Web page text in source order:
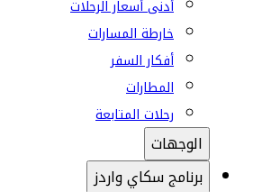
أدنى أسعار الرحلات
خارطة المسارات
أفكار السفر
المطارات
رحلات المتابعة
الوجهات
برنامج سكاي واردز